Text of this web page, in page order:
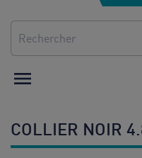
CHAUFFAGE

COLLIER NOIR